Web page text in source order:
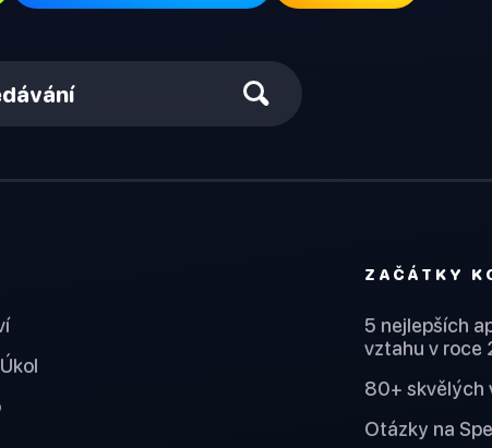
ZAČÁTKY
5 nejlepších
vztahu v roce
80+ skvělých
Otázky na